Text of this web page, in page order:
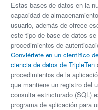
Estas bases de datos en la
capacidad de
usuario, además de ofrece
este tipo de base de datos
procedimientos de
Conviértete en un científico
ciencia de datos de TripleTen
procedimientos de la
que mantiene un registro del
consulta estructurado (SQL)
programa de aplicación para